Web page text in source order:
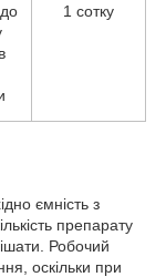
1 сотку
ємність з
препарату
Робочий
оскільки при